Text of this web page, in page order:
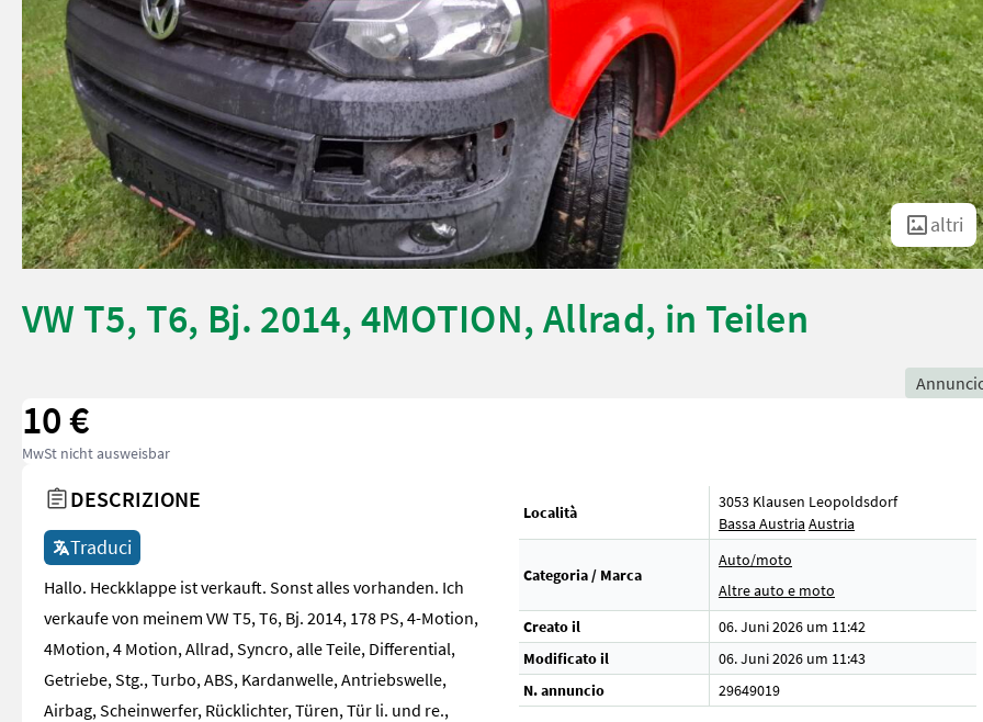
altri
VW T5, T6, Bj. 2014, 4MOTION, Allrad, in Teilen
10 €
MwSt nicht ausweisbar
DESCRIZIONE
Traduci
Hallo. Heckklappe ist verkauft. Sonst alles vorhanden. Ich
verkaufe von meinem VW T5, T6, Bj. 2014, 178 PS, 4-Motion,
4Motion, 4 Motion, Allrad, Syncro, alle Teile, Differential,
Getriebe, Stg., Turbo, ABS, Kardanwelle, Antriebswelle,
Airbag, Scheinwerfer, Rücklichter, Türen, Tür li. und re.,
Località
3053 Klausen Leopoldsdorf
Bassa Austria Austria
Categoria / Marca
Auto/moto
Altre auto e moto
Creato il
06. Juni 2026 um 11:42
Modificato il
06. Juni 2026 um 11:43
N. annuncio
29649019